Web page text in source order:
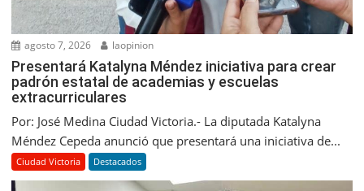
agosto 7, 2026 laopinion
Presentará Katalyna Méndez iniciativa para crear
padrón estatal de academias y escuelas
extracurriculares
Por: José Medina Ciudad Victoria.- La diputada Katalyna
Méndez Cepeda anunció que presentará una iniciativa de...
Ciudad Victoria Destacados